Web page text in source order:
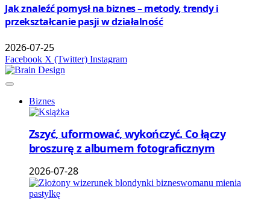
Jak znaleźć pomysł na biznes – metody, trendy i
przekształcanie pasji w działalność
2026-07-25
Facebook X (Twitter) Instagram
Biznes
Zszyć, uformować, wykończyć. Co łączy
broszurę z albumem fotograficznym
2026-07-28